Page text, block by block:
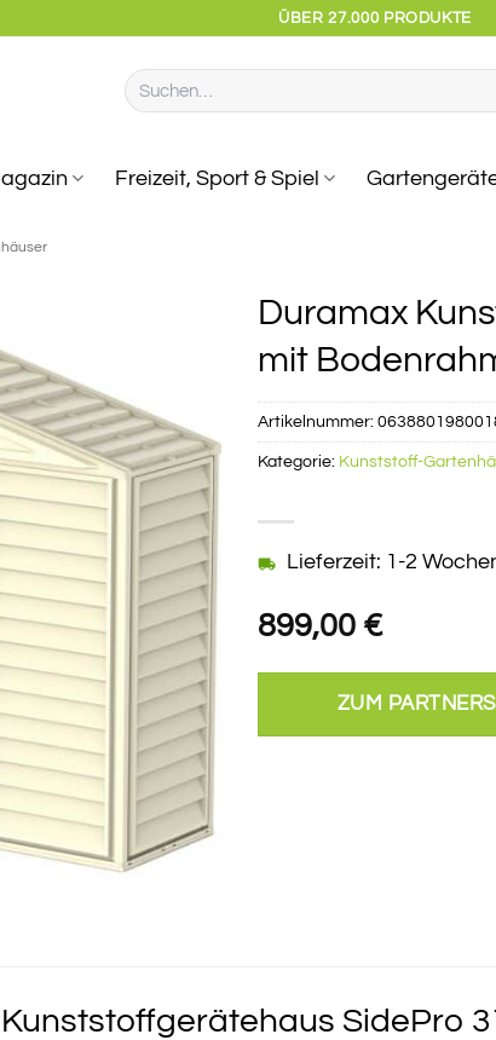
ÜBER 27.000 PRODUKTE
Suchen
nach:
Freizeit, Sport & Spiel
Duramax
mit
899,00 €
Lieferzeit: 1-2
ZUM
Artikelnummer:
Kategorie: Kunststoff-
SidePro